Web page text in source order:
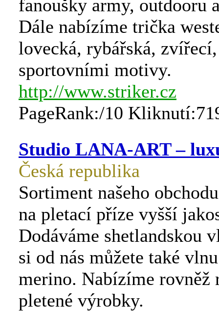
fanoušky army, outdooru
Dále nabízíme trička
lovecká, rybářská,
sportovními motivy.
http://www.striker.cz
PageRank:/10
Studio LANA-ART –
Česká republika
Sortiment našeho
na pletací příze vyšší
Dodáváme shetlandskou
si od nás můžete také
merino. Nabízíme rovněž
pletené výrobky.